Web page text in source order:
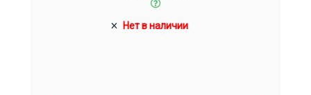
Нет в наличии